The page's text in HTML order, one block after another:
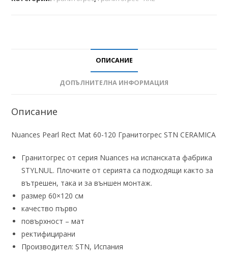
ОПИСАНИЕ
ДОПЪЛНИТЕЛНА ИНФОРМАЦИЯ
Описание
Nuances Pearl Rect Mat 60-120 Гранитогрес STN CERAMICA
Гранитогрес от серия Nuances на испанската фабрика
STYLNUL. Плочките от серията са подходящи както за
вътрешен, така и за външен монтаж.
размер 60×120 см
качество първо
повърхност – мат
ректифицирани
Производител: STN, Испания